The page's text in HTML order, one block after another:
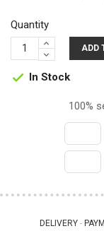
Quantity
ADD
 In Stock
100%
DELIVERY -